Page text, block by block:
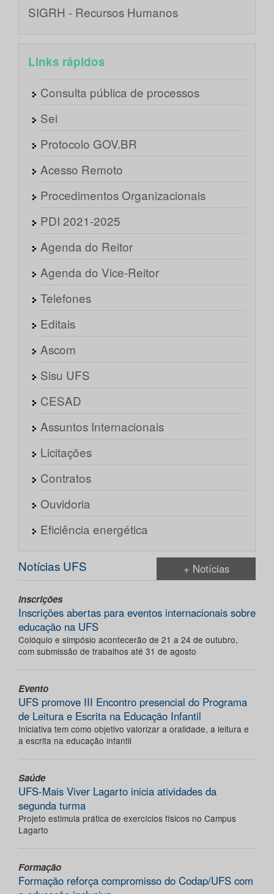
SIGRH - Recursos Humanos
Links rápidos
Consulta pública de processos
Sei
Protocolo GOV.BR
Acesso Remoto
Procedimentos Organizacionais
PDI 2021-2025
Agenda do Reitor
Agenda do Vice-Reitor
Telefones
Editais
Ascom
Sisu UFS
CESAD
Assuntos Internacionais
Licitações
Contratos
Ouvidoria
Eficiência energética
Notícias UFS + Notícias
Inscrições
Inscrições abertas para eventos internacionais sobre
educação na UFS
Colóquio e simpósio acontecerão de 21 a 24 de outubro,
com submissão de trabalhos até 31 de agosto
Evento
UFS promove III Encontro presencial do Programa
de Leitura e Escrita na Educação Infantil
Iniciativa tem como objetivo valorizar a oralidade, a leitura e
a escrita na educação infantil
Saúde
UFS-Mais Viver Lagarto inicia atividades da
segunda turma
Projeto estimula prática de exercícios físicos no Campus
Lagarto
Formação
Formação reforça compromisso do Codap/UFS com